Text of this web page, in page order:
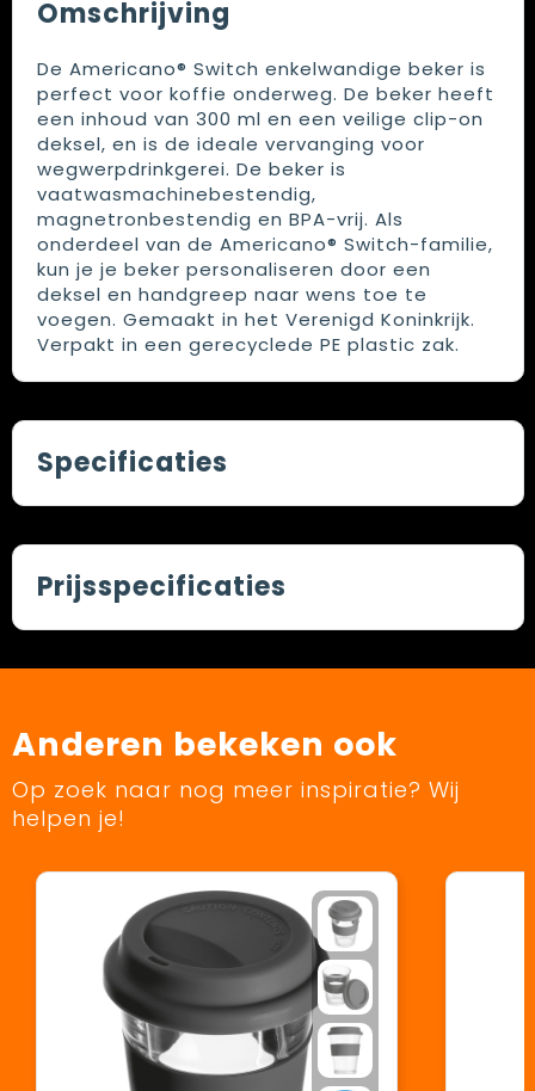
Omschrijving
De Americano® Switch enkelwandige beker is
perfect voor koffie onderweg. De beker heeft
een inhoud van 300 ml en een veilige clip-on
deksel, en is de ideale vervanging voor
wegwerpdrinkgerei. De beker is
vaatwasmachinebestendig,
magnetronbestendig en BPA-vrij. Als
onderdeel van de Americano® Switch-familie,
kun je je beker personaliseren door een
deksel en handgreep naar wens toe te
voegen. Gemaakt in het Verenigd Koninkrijk.
Verpakt in een gerecyclede PE plastic zak.
Specificaties
Prijsspecificaties
Anderen bekeken ook
Op zoek naar nog meer inspiratie? Wij
helpen je!